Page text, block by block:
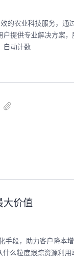
的农业科技服务，通
户提供专业解决方案，
自动计数
大价值
段，助力客户降本增
么粒度跟踪资源利用